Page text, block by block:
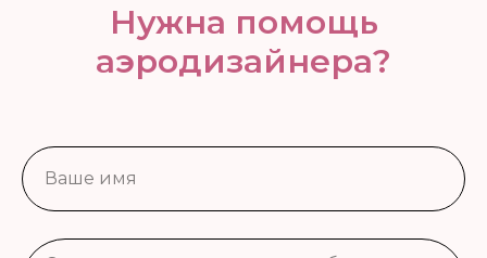
Нужна помощь
аэродизайнера?